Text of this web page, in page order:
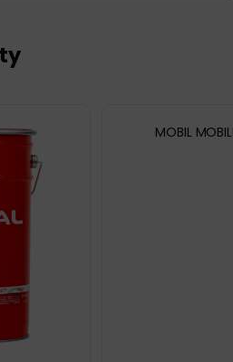
MOBIL